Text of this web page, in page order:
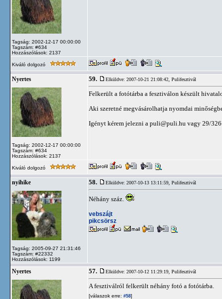
Tagság: 2002-12-17 00:00:00
Tagszám: #634
Hozzászólások: 2137
Kiváló dolgozó
Nyertes
Tagság: 2002-12-17 00:00:00
Tagszám: #634
Hozzászólások: 2137
59. Elküldve: 2007-10-21 21:08:42, Pulifesztivál
Felkerült a fotótárba a fesztiválon készült
Aki szeretné megvásárolhatja nyomdai
Igényt kérem jelezni a puli@puli.hu vagy 29/
Kiváló dolgozó
nyihike
Tagság: 2005-09-27 21:31:46
Tagszám: #22332
Hozzászólások: 1199
58. Elküldve: 2007-10-13 13:11:59, Pulifesztivál
Néhány száz.
vebszájt
pikcsörsz
Nyertes 57. Elküldve: 2007-10-12 11:29:19, Pulifesztivál
A fesztiválról felkerült néhány fotó a fotótárba.
[válaszok erre: #58]